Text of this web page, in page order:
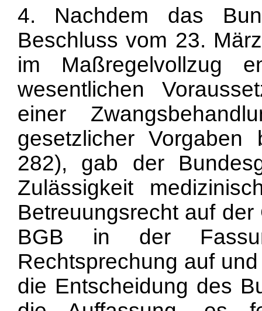
4. Nachdem das
Beschluss vom 23.
im Maßregelvollzug
wesentlichen
einer
gesetzlicher
282), gab der
Zulässigkeit
Betreuungsrecht auf
BGB in der
Rechtsprechung auf
die Entscheidung des